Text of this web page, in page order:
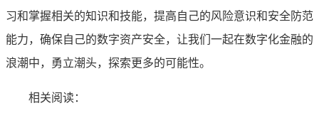
习和掌握相关的知识和技能，提高自己的风险意识和安全防范
能力，确保自己的数字资产安全，让我们一起在数字化金融的
浪潮中，勇立潮头，探索更多的可能性。
相关阅读：